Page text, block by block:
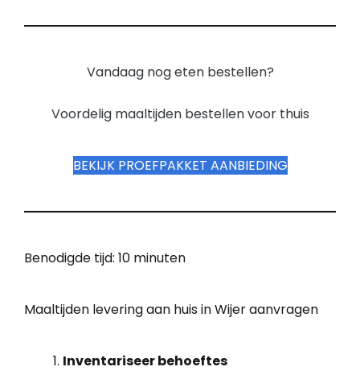
Vandaag nog eten bestellen?
Voordelig maaltijden bestellen voor thuis
BEKIJK PROEFPAKKET AANBIEDING
Benodigde tijd: 10 minuten
Maaltijden levering aan huis in Wijer aanvragen
Inventariseer behoeftes